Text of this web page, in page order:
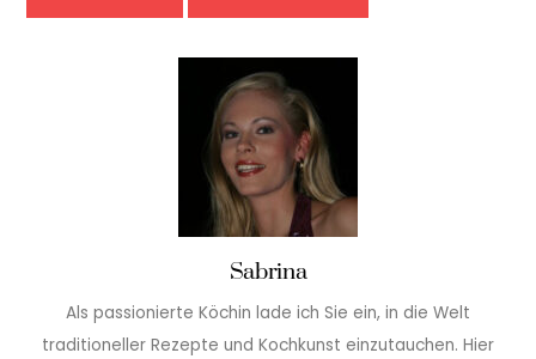
Sabrina
Als passionierte Köchin lade ich Sie ein, in die Welt
traditioneller Rezepte und Kochkunst einzutauchen. Hier